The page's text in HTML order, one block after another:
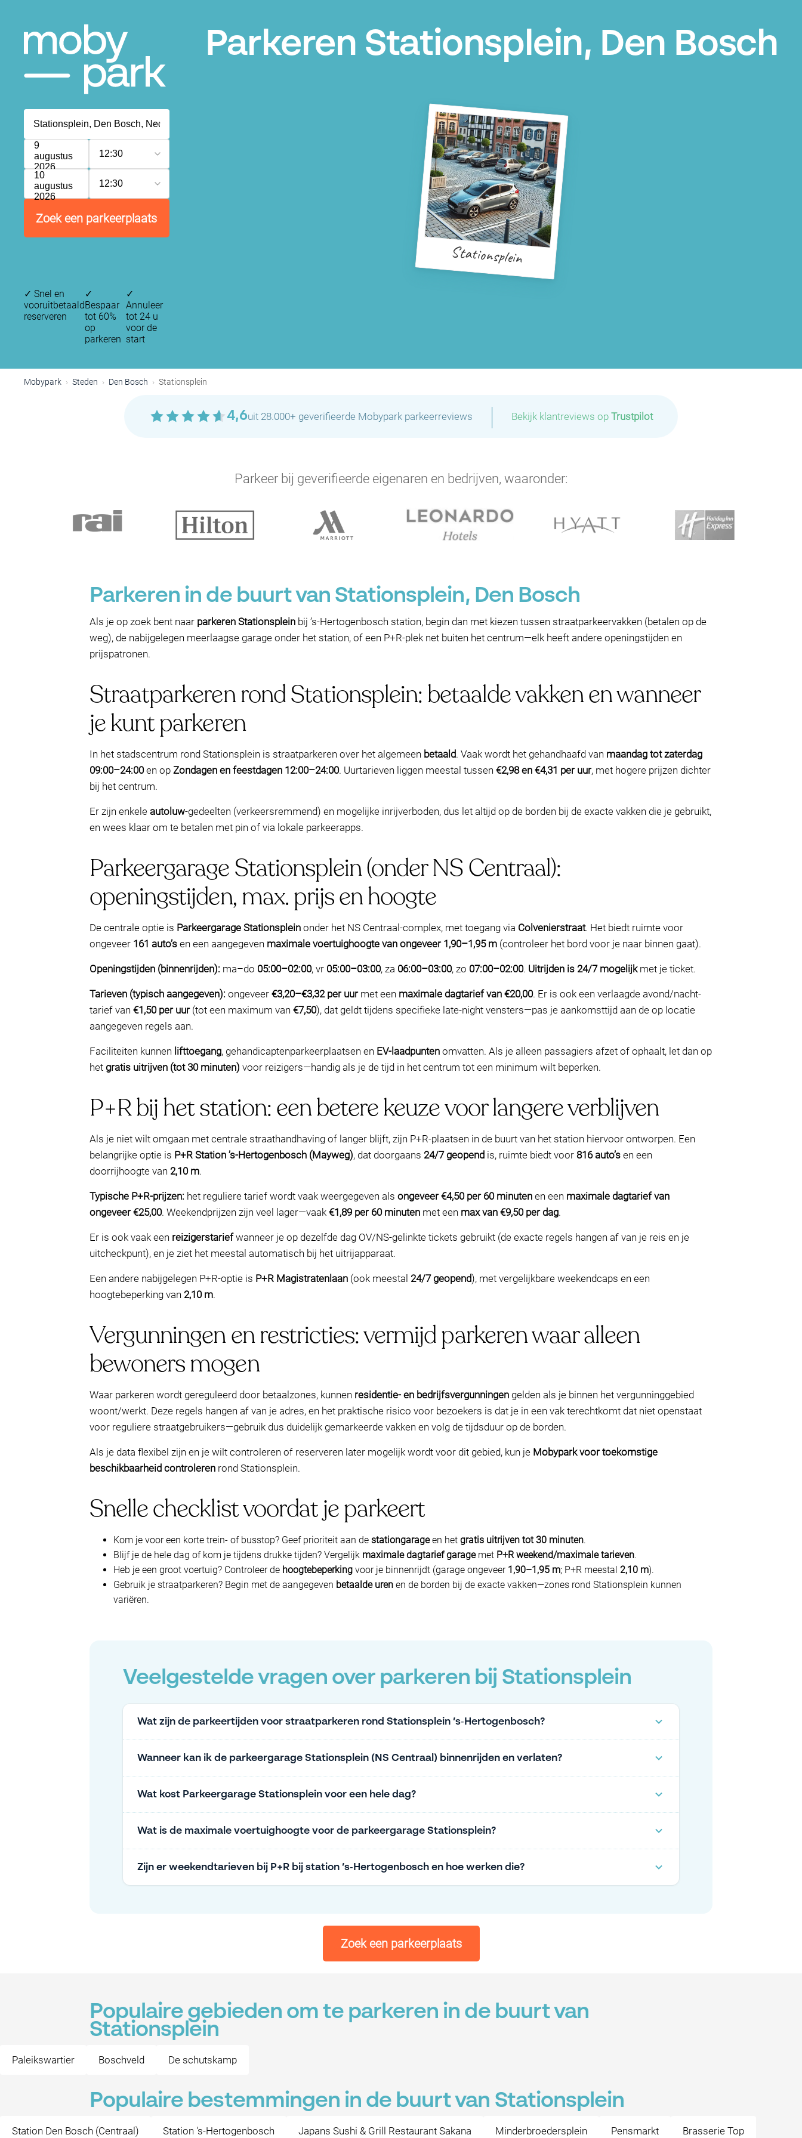
Parkeren Stationsplein, Den Bosch
9
augustus
2026
12:30
10
augustus
2026
12:30
Zoek een parkeerplaats
Stationsplein
✓ Snel en
vooruitbetaald
reserveren
✓
Bespaar
tot 60%
op
parkeren
✓
Annuleer
tot 24 u
voor de
start
Mobypark Steden Den Bosch Stationsplein
4,6uit 28.000+ geverifieerde Mobypark parkeerreviews | Bekijk klantreviews op Trustpilot
Parkeer bij geverifieerde eigenaren en bedrijven, waaronder:
Parkeren in de buurt van Stationsplein, Den Bosch
Als je op zoek bent naar parkeren Stationsplein bij ’s‑Hertogenbosch station, begin dan met kiezen tussen straatparkeervakken (betalen op de
weg), de nabijgelegen meerlaagse garage onder het station, of een P+R-plek net buiten het centrum—elk heeft andere openingstijden en
prijspatronen.
Straatparkeren rond Stationsplein: betaalde vakken en wanneer
je kunt parkeren
In het stadscentrum rond Stationsplein is straatparkeren over het algemeen betaald. Vaak wordt het gehandhaafd van maandag tot zaterdag
09:00–24:00en op Zondagen en feestdagen 12:00–24:00. Uurtarieven liggen meestal tussen €2,98 en €4,31 per uur, met hogere prijzen dichter
bij het centrum.
Er zijn enkele autoluw-gedeelten (verkeersremmend) en mogelijke inrijverboden, dus let altijd op de borden bij de exacte vakken die je gebruikt,
en wees klaar om te betalen met pin of via lokale parkeerapps.
Parkeergarage Stationsplein (onder NS Centraal):
openingstijden, max. prijs en hoogte
De centrale optie is Parkeergarage Stationsplein onder het NS Centraal-complex, met toegang via Colvenierstraat. Het biedt ruimte voor
ongeveer 161 auto’s en een aangegeven maximale voertuighoogte van ongeveer 1,90–1,95 m (controleer het bord voor je naar binnen gaat).
Openingstijden (binnenrijden): ma–do 05:00–02:00, vr 05:00–03:00, za 06:00–03:00, zo 07:00–02:00. Uitrijden is 24/7 mogelijkmet je ticket.
Tarieven (typisch aangegeven): ongeveer €3,20–€3,32 per uurmet een maximale dagtarief van €20,00. Er is ook een verlaagde avond/nacht-
tarief van €1,50 per uur(tot een maximum van €7,50), dat geldt tijdens specifieke late-night vensters—pas je aankomsttijd aan de op locatie
aangegeven regels aan.
Faciliteiten kunnen lifttoegang, gehandicaptenparkeerplaatsen en EV-laadpunten omvatten. Als je alleen passagiers afzet of ophaalt, let dan op
het gratis uitrijven (tot 30 minuten) voor reizigers—handig als je de tijd in het centrum tot een minimum wilt beperken.
P+R bij het station: een betere keuze voor langere verblijven
Als je niet wilt omgaan met centrale straathandhaving of langer blijft, zijn P+R-plaatsen in de buurt van het station hiervoor ontworpen. Een
belangrijke optie is P+R Station ’s‑Hertogenbosch (Mayweg), dat doorgaans 24/7 geopend is, ruimte biedt voor 816 auto’s en een
doorrijhoogte van 2,10 m.
Typische P+R-prijzen: het reguliere tarief wordt vaak weergegeven als ongeveer €4,50 per 60 minuten en een maximale dagtarief van
ongeveer €25,00. Weekendprijzen zijn veel lager—vaak €1,89 per 60 minuten met een max van €9,50 per dag.
Er is ook vaak een reizigerstariefwanneer je op dezelfde dag OV/NS-gelinkte tickets gebruikt (de exacte regels hangen af van je reis en je
uitcheckpunt), en je ziet het meestal automatisch bij het uitrijapparaat.
Een andere nabijgelegen P+R-optie is P+R Magistratenlaan (ook meestal 24/7 geopend), met vergelijkbare weekendcaps en een
hoogtebeperking van 2,10 m.
Vergunningen en restricties: vermijd parkeren waar alleen
bewoners mogen
Waar parkeren wordt gereguleerd door betaalzones, kunnen residentie- en bedrijfsvergunningen gelden als je binnen het vergunninggebied
woont/werkt. Deze regels hangen af van je adres, en het praktische risico voor bezoekers is dat je in een vak terechtkomt dat niet openstaat
voor reguliere straatgebruikers—gebruik dus duidelijk gemarkeerde vakken en volg de tijdsduur op de borden.
Als je data flexibel zijn en je wilt controleren of reserveren later mogelijk wordt voor dit gebied, kun je Mobypark voor toekomstige
beschikbaarheid controleren rond Stationsplein.
Snelle checklist voordat je parkeert
Kom je voor een korte trein- of busstop? Geef prioriteit aan de stationgarageen het gratis uitrijven tot 30 minuten.
Blijf je de hele dag of kom je tijdens drukke tijden? Vergelijk maximale dagtarief garagemet P+R weekend/maximale tarieven.
Heb je een groot voertuig? Controleer de hoogtebeperking voor je binnenrijdt (garage ongeveer 1,90–1,95 m; P+R meestal 2,10 m).
Gebruik je straatparkeren? Begin met de aangegeven betaalde uren en de borden bij de exacte vakken—zones rond Stationsplein kunnen
variëren.
Veelgestelde vragen over parkeren bij Stationsplein
Wat zijn de parkeertijden voor straatparkeren rond Stationsplein ’s‑Hertogenbosch?
Wanneer kan ik de parkeergarage Stationsplein (NS Centraal) binnenrijden en verlaten?
Wat kost Parkeergarage Stationsplein voor een hele dag?
Wat is de maximale voertuighoogte voor de parkeergarage Stationsplein?
Zijn er weekendtarieven bij P+R bij station ’s‑Hertogenbosch en hoe werken die?
Zoek een parkeerplaats
Populaire gebieden om te parkeren in de buurt van
Stationsplein
Paleikswartier Boschveld De schutskamp
Populaire bestemmingen in de buurt van Stationsplein
Station Den Bosch (Centraal) Station 's-Hertogenbosch Japans Sushi & Grill Restaurant Sakana Minderbroedersplein Pensmarkt Brasserie Top